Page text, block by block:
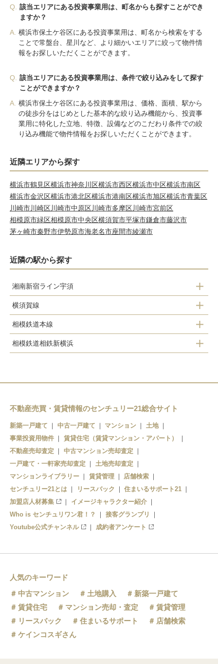
Q.
該当エリアにある投資事業用は、町名からも探すことができ
ますか？
A. 横浜市保土ケ谷区にある投資事業用は、町名から検索をする
ことで常盤台、星川など、より細かいエリアに絞って物件情
報をお探しいただくことができます。
Q.
該当エリアにある投資事業用は、条件で絞り込みをして探す
ことができますか？
A. 横浜市保土ケ谷区にある投資事業用は、価格、面積、駅から
の徒歩分をはじめとした基本的な絞り込み機能から、投資事
業用に特化した立地、特徴、設備などのこだわり条件での絞
り込み機能で物件情報をお探しいただくことができます。
近隣エリアから探す
横浜市鶴見区横浜市神奈川区横浜市西区横浜市中区横浜市南区
横浜市金沢区横浜市港北区横浜市港南区横浜市旭区横浜市青葉区
川崎市川崎区川崎市中原区川崎市多摩区川崎市宮前区
相模原市緑区相模原市中央区横須賀市平塚市鎌倉市藤沢市
茅ヶ崎市秦野市伊勢原市海老名市座間市綾瀬市
近隣の駅から探す
湘南新宿ライン宇須
保土ケ谷駅
横須賀線
保土ケ谷駅
相模鉄道本線
天王町駅
上星川駅
西谷駅
相模鉄道相鉄新横浜
不動産売買・賃貸情報のセンチュリー21総合サイト
新築一戸建て 中古一戸建て マンション
土地
事業投資用物件
賃貸住宅（賃貸マンション・アパート）
不動産売却査定
中古マンション売却査定
一戸建て・一軒家売却査定
土地売却査定
マンションライブラリー
賃貸管理
店舗検索
センチュリー21とは
リースバック
住まいるサポート21
加盟店人材募集
イメージキャラクター紹介
Who is センチュリワン君！？
接客グランプリ
Youtube公式チャンネル
成約者アンケート
人気のキーワード
中古マンション
土地購入
新築一戸建て
賃貸住宅
マンション売却・査定
賃貸管理
リースバック
住まいるサポート
店舗検索
ケインコスギさん